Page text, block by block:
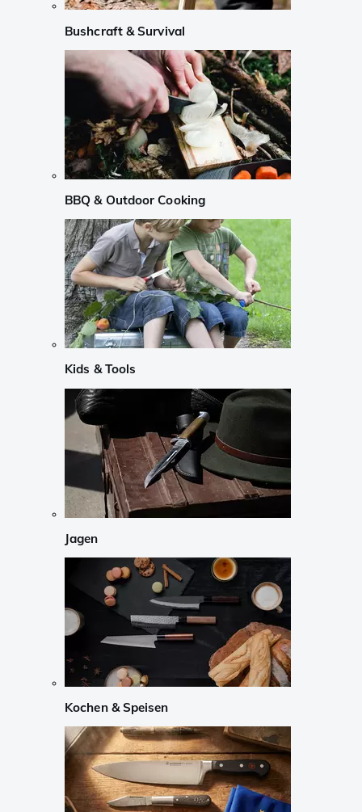
Bushcraft & Survival
BBQ & Outdoor Cooking
Kids & Tools
Jagen
Kochen & Speisen